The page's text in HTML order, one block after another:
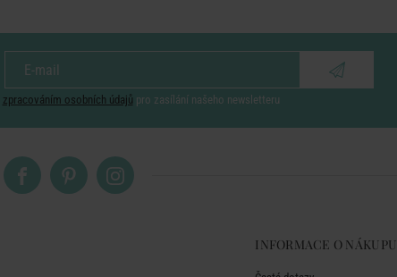
zpracováním osobních údajů pro zasílání našeho newsletteru
INFORMACE O NÁKUPU